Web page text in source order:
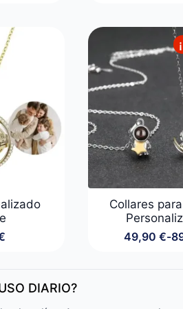
€
Collares
49,90 €-
DIARIO?